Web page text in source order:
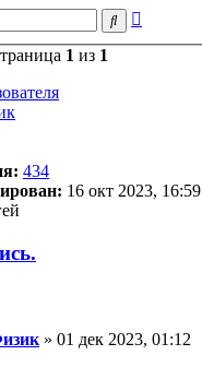
Поиск
1 из 1
434
16 окт 2023, 16:59
» 01 дек 2023, 01:12